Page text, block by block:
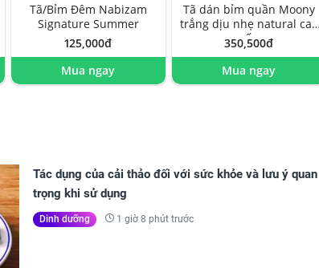
Tã/Bỉm Đêm Nabizam
Signature Summer
125,000đ
Mua ngay
Tã dán bỉm quần Moony
trắng dịu nhẹ natural cao
cấp
350,500đ
Mua ngay
Tác dụng của cải thảo đối với sức khỏe và lưu ý quan
trọng khi sử dụng
Dinh dưỡng 1 giờ 8 phút trước